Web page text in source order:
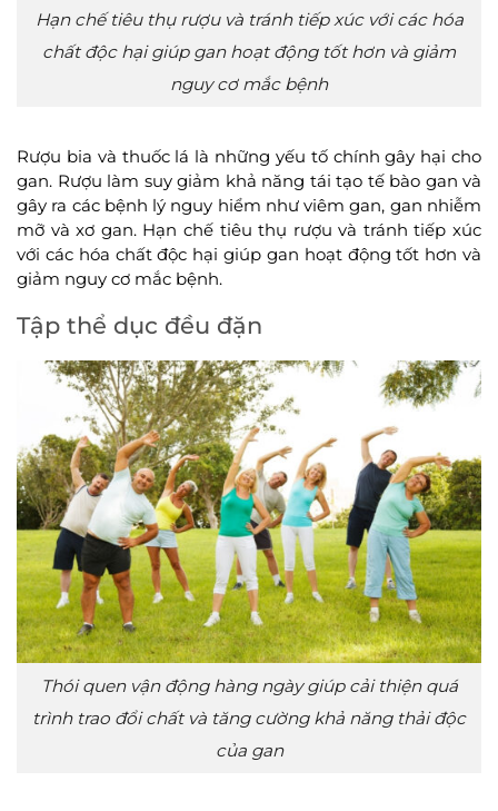
Hạn chế tiêu thụ rượu và tránh tiếp xúc với các hóa
chất độc hại giúp gan hoạt động tốt hơn và giảm
nguy cơ mắc bệnh
Rượu bia và thuốc lá là những yếu tố chính gây hại cho
gan. Rượu làm suy giảm khả năng tái tạo tế bào gan và
gây ra các bệnh lý nguy hiểm như viêm gan, gan nhiễm
mỡ và xơ gan. Hạn chế tiêu thụ rượu và tránh tiếp xúc
với các hóa chất độc hại giúp gan hoạt động tốt hơn và
giảm nguy cơ mắc bệnh.
Tập thể dục đều đặn
Thói quen vận động hàng ngày giúp cải thiện quá
trình trao đổi chất và tăng cường khả năng thải độc
của gan